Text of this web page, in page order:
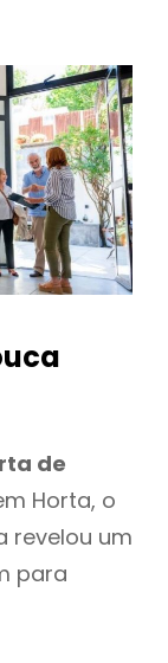
de
Horta, o
revelou um
para